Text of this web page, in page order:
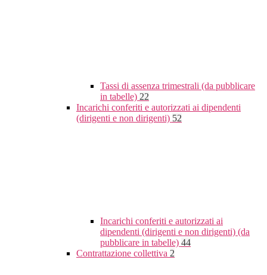
Tassi di assenza trimestrali (da pubblicare
in tabelle) 22
Incarichi conferiti e autorizzati ai dipendenti
(dirigenti e non dirigenti) 52
Incarichi conferiti e autorizzati ai
dipendenti (dirigenti e non dirigenti) (da
pubblicare in tabelle) 44
Contrattazione collettiva 2